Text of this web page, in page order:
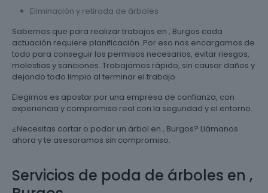
Eliminación y retirada de árboles
Sabemos que para realizar trabajos en , Burgos cada
actuación requiere planificación. Por eso nos encargamos de
todo para conseguir los permisos necesarios, evitar riesgos,
molestias y sanciones. Trabajamos rápido, sin causar daños y
dejando todo limpio al terminar el trabajo.
Elegirnos es apostar por una empresa de confianza, con
experiencia y compromiso real con la seguridad y el entorno.
¿Necesitas cortar o podar un árbol en , Burgos? Llámanos
ahora y te asesoramos sin compromiso.
Servicios de poda de árboles en ,